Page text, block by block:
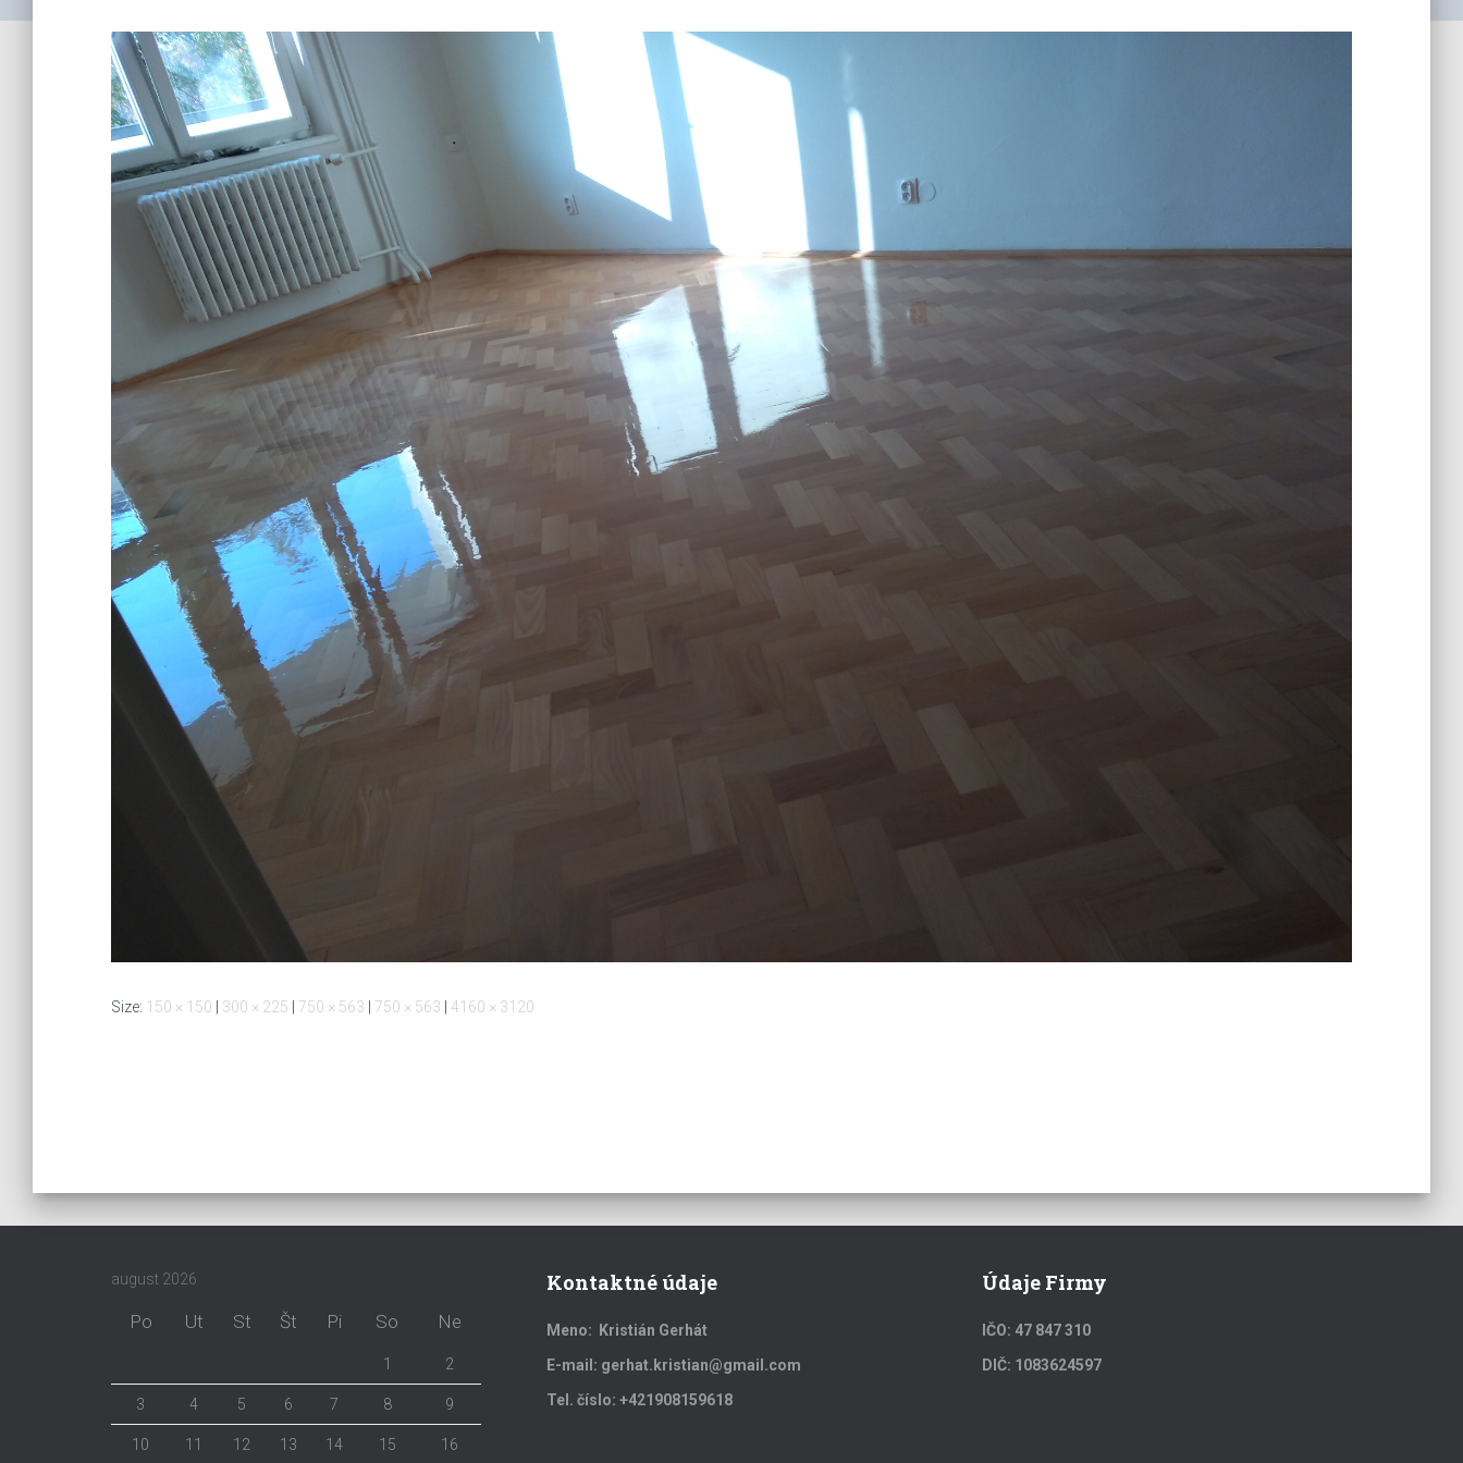
Size: 150 × 150 300 × 225 750 × 563 750 × 563 4160 × 3120
august 2026
Po Ut St Št Pi So Ne
1 2
3 4 5 6 7 8 9
10 11 12 13 14 15 16
Kontaktné údaje
Meno: Kristián Gerhát
E-mail: gerhat.kristian@gmail.com
Tel. číslo: +421908159618
Údaje Firmy
IČO: 47 847 310
DIČ: 1083624597